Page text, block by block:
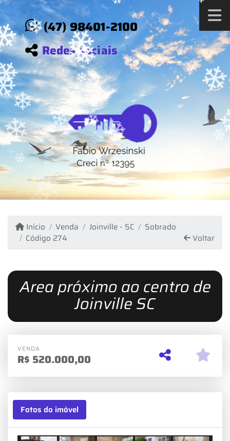
❄
❄
❄
❄
❄
❄
❄❄
❄
❄
❄
❄
❄
❄
❄
❄
❄❄
❄
❄ ❄
❄
❄
(47) 98401-2100
Redes sociais
Início Venda Joinville - SC
Sobrado
Código 274
Voltar
Area próximo ao centro de
Joinville SC
VENDA
R$ 520.000,00
Fotos do imóvel